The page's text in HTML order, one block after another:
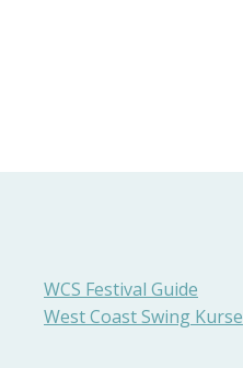
WCS Festival Guide
West Coast Swing Kurse